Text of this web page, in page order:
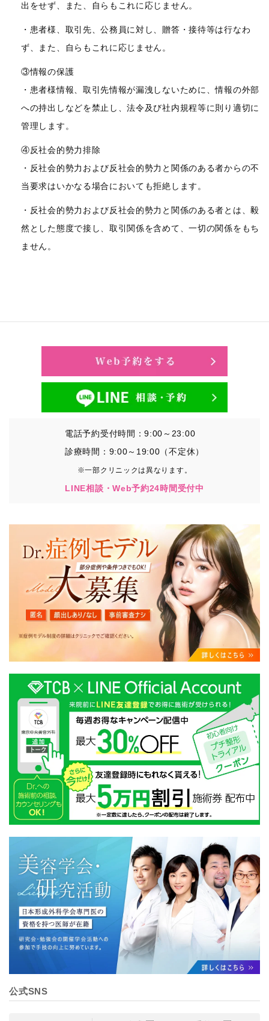
出をせず、また、自らもこれに応じません。
・患者様、取引先、公務員に対し、贈答・接待等は行なわ
ず、また、自らもこれに応じません。
③情報の保護
・患者様情報、取引先情報が漏洩しないために、情報の外部
への持出しなどを禁止し、法令及び社内規程等に則り適切に
管理します。
④反社会的勢力排除
・反社会的勢力および反社会的勢力と関係のある者からの不
当要求はいかなる場合においても拒絶します。
・反社会的勢力および反社会的勢力と関係のある者とは、毅
然とした態度で接し、取引関係を含めて、一切の関係をもち
ません。
電話予約受付時間：9:00～23:00
診療時間：9:00～19:00（不定休）
※一部クリニックは異なります。
LINE相談・Web予約24時間受付中
公式SNS